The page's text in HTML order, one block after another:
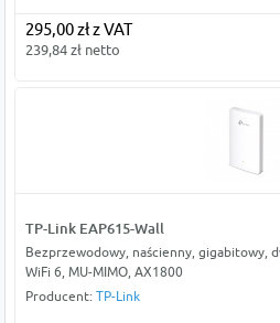
295,00 zł z VAT
239,84 zł netto
TP-Link EAP615-Wall
Bezprzewodowy, naścienny, gigabitowy,
WiFi 6, MU-MIMO, AX1800
Producent: TP-Link